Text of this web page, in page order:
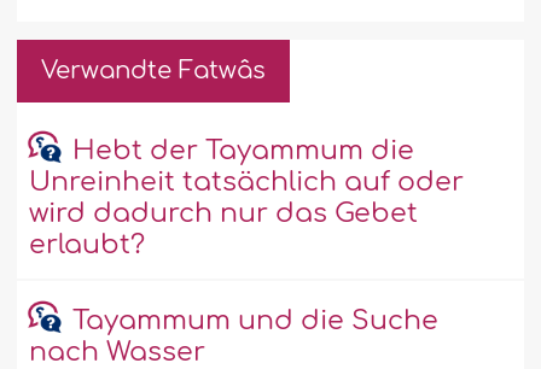
Verwandte Fatwâs
Hebt der Tayammum die
Unreinheit tatsächlich auf oder
wird dadurch nur das Gebet
erlaubt?
Tayammum und die Suche
nach Wasser